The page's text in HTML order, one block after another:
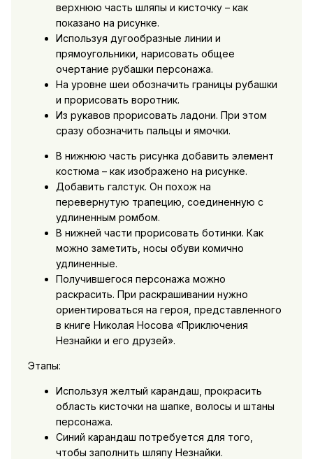
верхнюю часть шляпы и кисточку – как
показано на рисунке.
Используя дугообразные линии и
прямоугольники, нарисовать общее
очертание рубашки персонажа.
На уровне шеи обозначить границы рубашки
и прорисовать воротник.
Из рукавов прорисовать ладони. При этом
сразу обозначить пальцы и ямочки.
В нижнюю часть рисунка добавить элемент
костюма – как изображено на рисунке.
Добавить галстук. Он похож на
перевернутую трапецию, соединенную с
удлиненным ромбом.
В нижней части прорисовать ботинки. Как
можно заметить, носы обуви комично
удлиненные.
Получившегося персонажа можно
раскрасить. При раскрашивании нужно
ориентироваться на героя, представленного
в книге Николая Носова «Приключения
Незнайки и его друзей».
Этапы:
Используя желтый карандаш, прокрасить
область кисточки на шапке, волосы и штаны
персонажа.
Синий карандаш потребуется для того,
чтобы заполнить шляпу Незнайки.